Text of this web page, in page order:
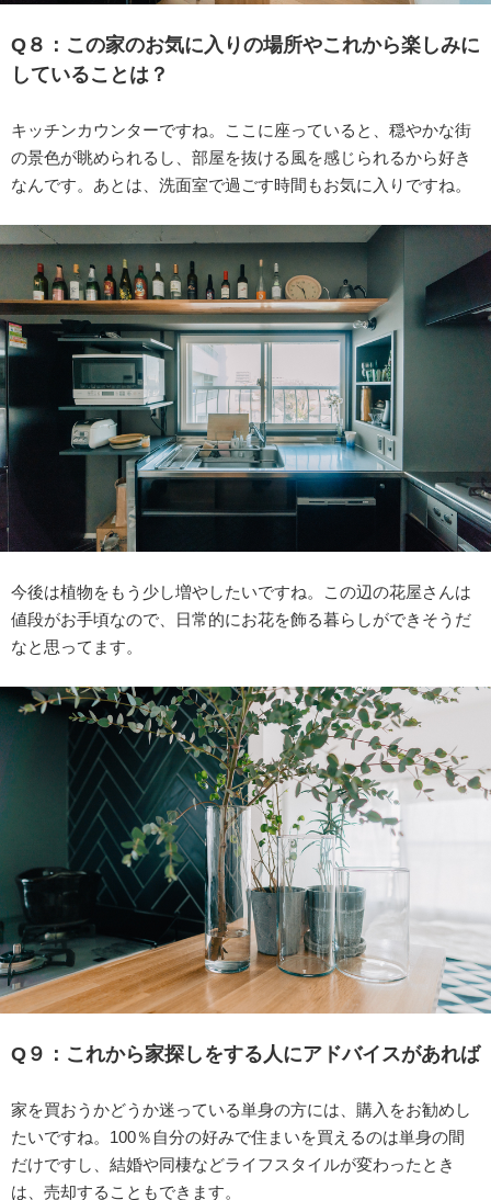
Q８： この家のお気に入りの場所やこれから楽しみに
していることは？
キッチンカウンターですね。ここに座っていると、穏やかな街
の景色が眺められるし、部屋を抜ける風を感じられるから好き
なんです。あとは、洗面室で過ごす時間もお気に入りですね。
今後は植物をもう少し増やしたいですね。この辺の花屋さんは
値段がお手頃なので、日常的にお花を飾る暮らしができそうだ
なと思ってます。
Q９： これから家探しをする人にアドバイスがあれば
家を買おうかどうか迷っている単身の方には、購入をお勧めし
たいですね。100％自分の好みで住まいを買えるのは単身の間
だけですし、結婚や同棲などライフスタイルが変わったとき
は、売却することもできます。